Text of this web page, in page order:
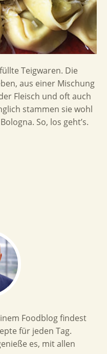
Teigwaren. Die
aus einer Mischung
Fleisch und oft auch
stammen sie wohl
So, los geht’s.
Foodblog findest
für jeden Tag.
es, mit allen